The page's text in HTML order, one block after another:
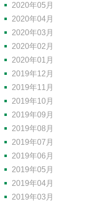
2020年05月
2020年04月
2020年03月
2020年02月
2020年01月
2019年12月
2019年11月
2019年10月
2019年09月
2019年08月
2019年07月
2019年06月
2019年05月
2019年04月
2019年03月